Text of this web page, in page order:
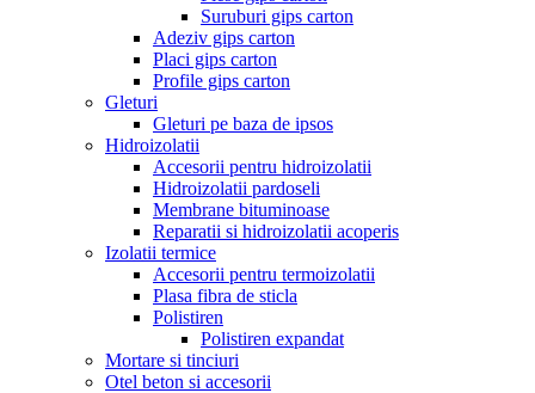
Suruburi gips carton
Adeziv gips carton
Placi gips carton
Profile gips carton
Gleturi
Gleturi pe baza de ipsos
Hidroizolatii
Accesorii pentru hidroizolatii
Hidroizolatii pardoseli
Membrane bituminoase
Reparatii si hidroizolatii acoperis
Izolatii termice
Accesorii pentru termoizolatii
Plasa fibra de sticla
Polistiren
Polistiren expandat
Mortare si tinciuri
Otel beton si accesorii